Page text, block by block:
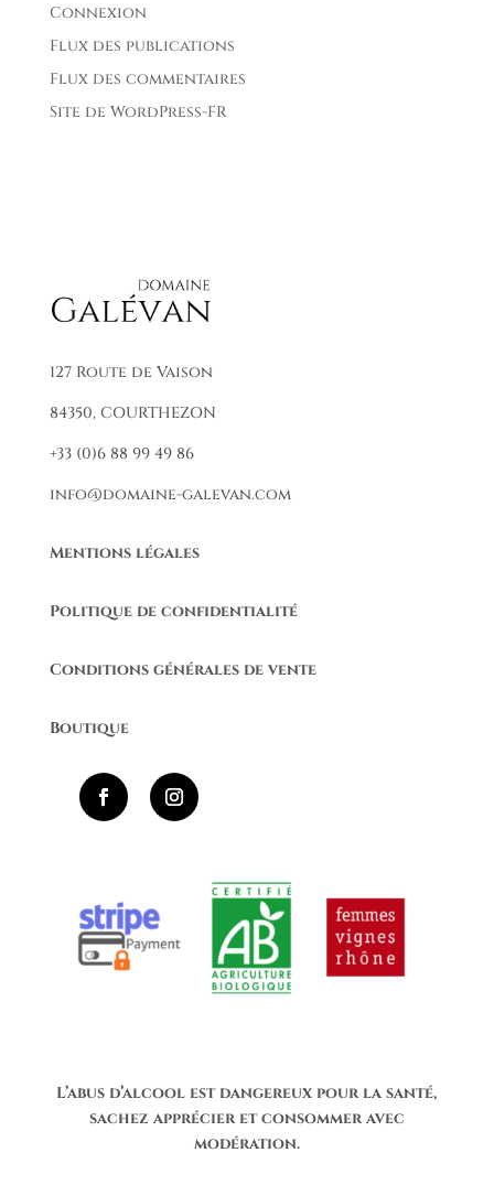
Connexion
Flux des publications
Flux des commentaires
Site de WordPress-FR
127 Route de Vaison
84350, COURTHEZON
+33 (0)6 88 99 49 86
info@domaine-galevan.com
Mentions légales
Politique de confidentialité
Conditions générales de vente
Boutique
L’abus d’alcool est dangereux pour la santé,
sachez apprécier et consommer avec
modération.